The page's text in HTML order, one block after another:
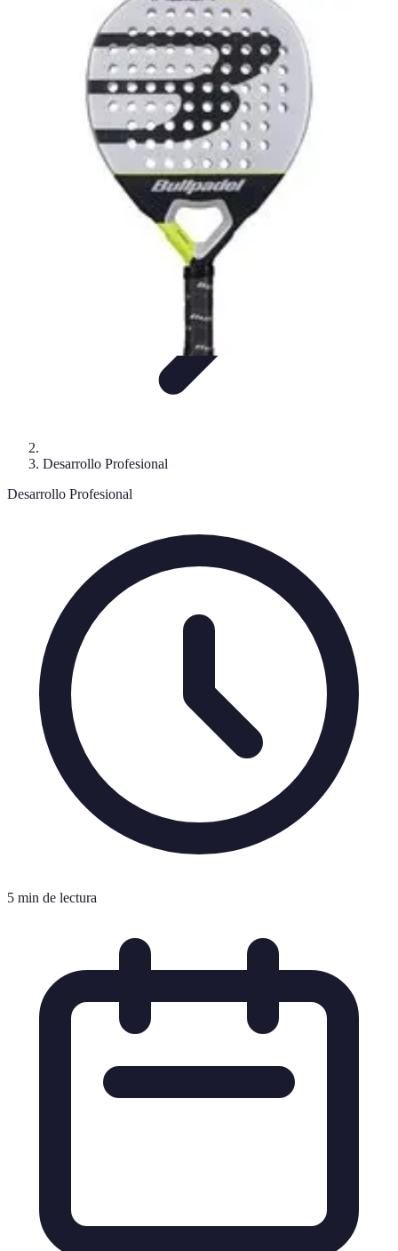
Formación en Español
Consejos y EstrategiasConsejos de AprendizajeMétodos de
Educación OnlineAprendizaje de Idiomas
Formación en Español
Desarrollo Profesional
Desarrollo Profesional
5 min de lectura